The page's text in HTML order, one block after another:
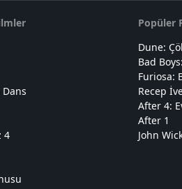
Dans
4
Popüler
Dune:
Bad
Furiosa:
Recep
After 4:
After 1
John